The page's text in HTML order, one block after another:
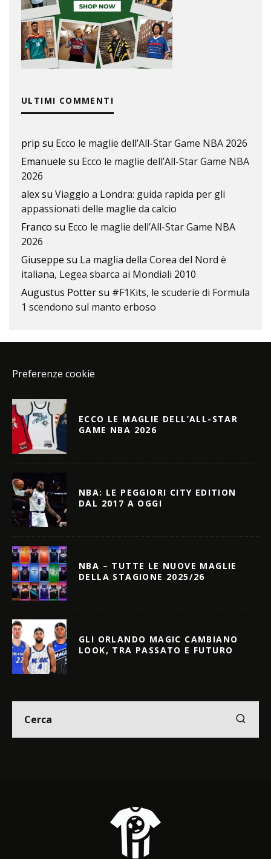
ULTIMI COMMENTI
prip su Ecco le maglie dell’All-Star Game NBA 2026
Emanuele su Ecco le maglie dell’All-Star Game NBA
2026
alexsu Viaggio a Londra: guida rapida per gli
appassionati delle maglie da calcio
Franco su Ecco le maglie dell’All-Star Game NBA
2026
Giuseppe su La maglia della Corea del Nord è
italiana, Legea sbarca ai Mondiali 2010
Augustus Pottersu #F1Kits, le scuderie di Formula
1 scendono sul manto erboso
Preferenze cookie
ECCO LE MAGLIE DELL’ALL-STAR
GAME NBA 2026
NBA: LE PEGGIORI CITY EDITION
DAL 2017 A OGGI
NBA – TUTTE LE NUOVE MAGLIE
DELLA STAGIONE 2025/26
GLI ORLANDO MAGIC CAMBIANO
LOOK, TRA PASSATO E FUTURO